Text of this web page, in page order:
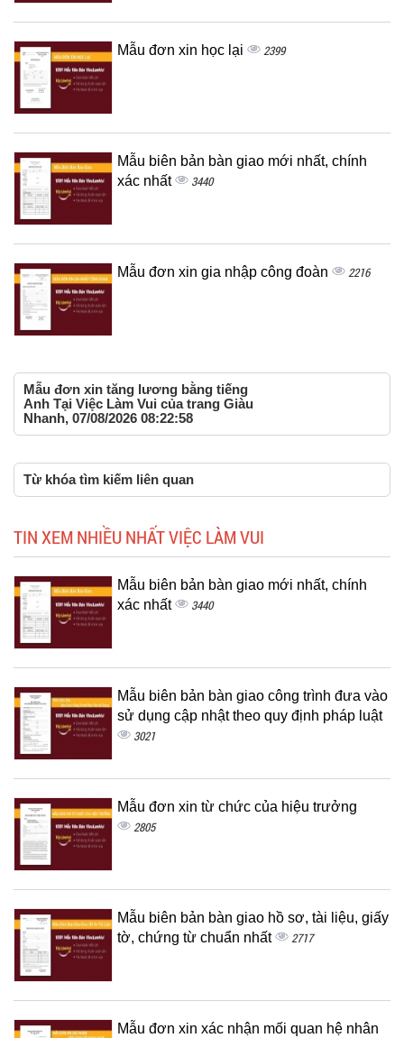
Mẫu đơn xin học lại 2399
Mẫu biên bản bàn giao mới nhất, chính
xác nhất
3440
Mẫu đơn xin gia nhập công đoàn 2216
Mẫu đơn xin tăng lương bằng tiếng
Anh Tại Việc Làm Vui của trang Giàu
Nhanh, 07/08/2026 08:22:58
Từ khóa tìm kiếm liên quan
TIN XEM NHIỀU NHẤT VIỆC LÀM VUI
Mẫu biên bản bàn giao mới nhất, chính
xác nhất
3440
Mẫu biên bản bàn giao công trình đưa vào
sử dụng cập nhật theo quy định pháp luật
3021
Mẫu đơn xin từ chức của hiệu trưởng
2805
Mẫu biên bản bàn giao hồ sơ, tài liệu, giấy
tờ, chứng từ chuẩn nhất
2717
Mẫu đơn xin xác nhận mối quan hệ nhân